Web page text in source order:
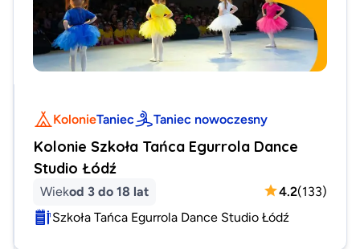
KolonieTaniec Taniec nowoczesny
Kolonie Szkoła Tańca Egurrola Dance
Studio Łódź
Wiekod 3 do 18 lat 4.2(133)
Szkoła Tańca Egurrola Dance Studio Łódź